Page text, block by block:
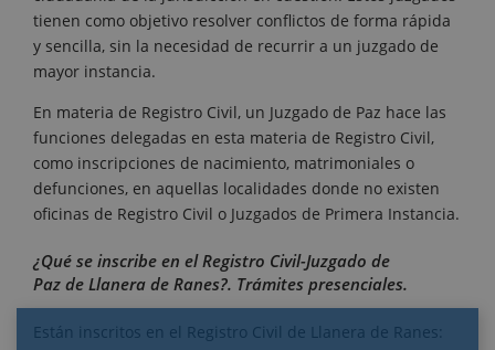
tienen como objetivo resolver conflictos de forma rápida
y sencilla, sin la necesidad de recurrir a un juzgado de
mayor instancia.
En materia de Registro Civil, un Juzgado de Paz hace las
funciones delegadas en esta materia de Registro Civil,
como inscripciones de nacimiento, matrimoniales o
defunciones, en aquellas localidades donde no existen
oficinas de Registro Civil o Juzgados de Primera Instancia.
¿Qué se inscribe en el Registro Civil-Juzgado de
Paz de Llanera de Ranes?. Trámites presenciales.
Están inscritos en el Registro Civil de Llanera de Ranes: